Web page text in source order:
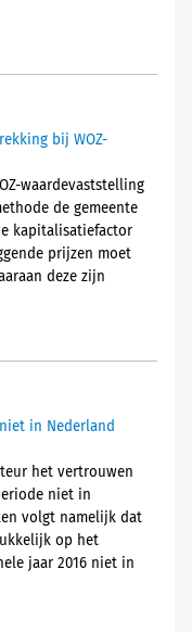
bij WOZ-
waardevaststelling
de gemeente
kapitalisatiefactor
prijzen moet
deze zijn
in Nederland
het vertrouwen
niet in
volgt namelijk dat
op het
jaar 2016 niet in